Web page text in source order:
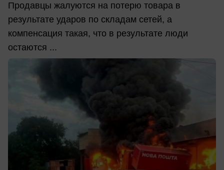
Продавцы жалуются на потерю товара в
результате ударов по складам сетей, а
компенсация такая, что в результате люди
остаются ...